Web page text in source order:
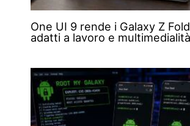
One UI 9 rende i Galaxy Z
adatti a lavoro e multimedialità